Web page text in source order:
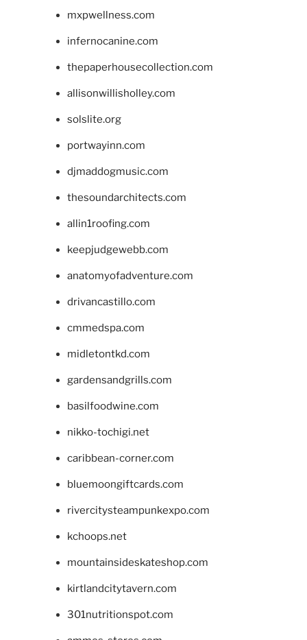
mxpwellness.com
infernocanine.com
thepaperhousecollection.com
allisonwillisholley.com
solslite.org
portwayinn.com
djmaddogmusic.com
thesoundarchitects.com
allin1roofing.com
keepjudgewebb.com
anatomyofadventure.com
drivancastillo.com
cmmedspa.com
midletontkd.com
gardensandgrills.com
basilfoodwine.com
nikko-tochigi.net
caribbean-corner.com
bluemoongiftcards.com
rivercitysteampunkexpo.com
kchoops.net
mountainsideskateshop.com
kirtlandcitytavern.com
301nutritionspot.com